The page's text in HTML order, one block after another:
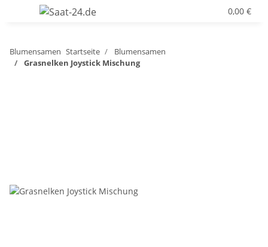
0,00 €
Blumensamen Startseite
Blumensamen
Grasnelken Joystick Mischung